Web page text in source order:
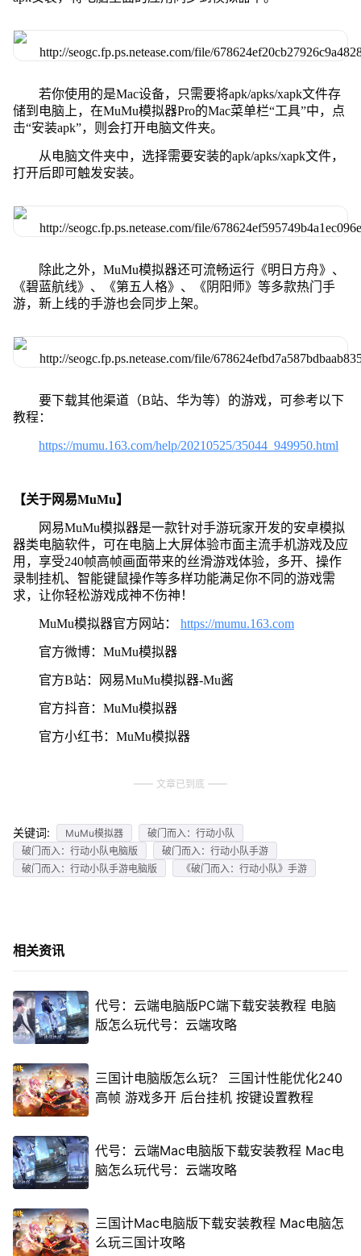
若你使用的是Mac设备，只需要将apk/apks/xapk文件存
储到电脑上，在MuMu模拟器Pro的Mac菜单栏“工具”中，点
击“安装apk”，则会打开电脑文件夹。
从电脑文件夹中，选择需要安装的apk/apks/xapk文件，
打开后即可触发安装。
除此之外，MuMu模拟器还可流畅运行《明日方舟》、
《碧蓝航线》、《第五人格》、《阴阳师》等多款热门手
游，新上线的手游也会同步上架。
要下载其他渠道（B站、华为等）的游戏，可参考以下
教程：
https://mumu.163.com/help/20210525/35044_949950.html
【关于网易MuMu】
网易MuMu模拟器是一款针对手游玩家开发的安卓模拟
器类电脑软件，可在电脑上大屏体验市面主流手机游戏及应
用，享受240帧高帧画面带来的丝滑游戏体验，多开、操作
录制挂机、智能键鼠操作等多样功能满足你不同的游戏需
求，让你轻松游戏成神不伤神！
MuMu模拟器官方网站： https://mumu.163.com
官方微博：MuMu模拟器
官方B站：网易MuMu模拟器-Mu酱
官方抖音：MuMu模拟器
官方小红书：MuMu模拟器
文章已到底
关键词: MuMu模拟器
破门而入：行动小队
破门而入：行动小队电脑版
破门而入：行动小队手游
破门而入：行动小队手游电脑版
《破门而入：行动小队》手游
相关资讯
代号：云端电脑版PC端下载安装教程 电脑
版怎么玩代号：云端攻略
三国计电脑版怎么玩？ 三国计性能优化240
高帧 游戏多开 后台挂机 按键设置教程
代号：云端Mac电脑版下载安装教程 Mac电
脑怎么玩代号：云端攻略
三国计Mac电脑版下载安装教程 Mac电脑怎
么玩三国计攻略